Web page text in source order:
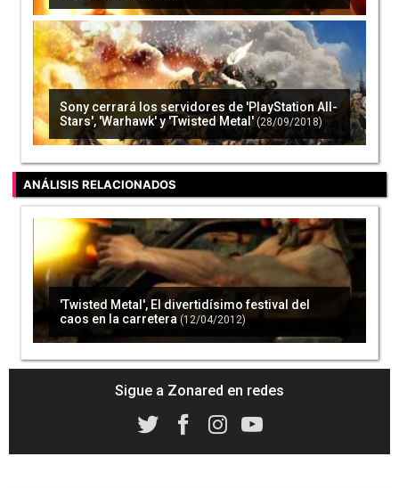
Sony cerrará los servidores de 'PlayStation All-
Stars', 'Warhawk' y 'Twisted Metal' (28/09/2018)
ANÁLISIS RELACIONADOS
'Twisted Metal', El divertidísimo festival del
caos en la carretera (12/04/2012)
Sigue a Zonared en redes